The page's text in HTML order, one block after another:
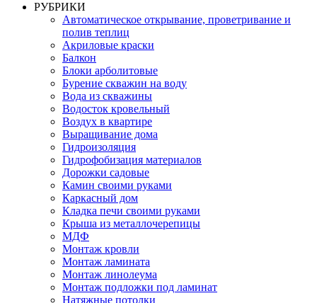
РУБРИКИ
Автоматическое открывание, проветривание и
полив теплиц
Акриловые краски
Балкон
Блоки арболитовые
Бурение скважин на воду
Вода из скважины
Водосток кровельный
Воздух в квартире
Выращивание дома
Гидроизоляция
Гидрофобизация материалов
Дорожки садовые
Камин своими руками
Каркасный дом
Кладка печи своими руками
Крыша из металлочерепицы
МДФ
Монтаж кровли
Монтаж ламината
Монтаж линолеума
Монтаж подложки под ламинат
Натяжные потолки